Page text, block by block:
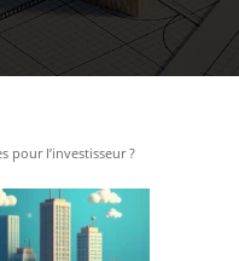
pour l’investisseur ?